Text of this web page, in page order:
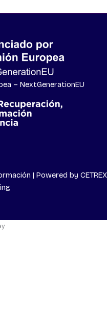
– NextGenerationEU
| Powered by CETREX